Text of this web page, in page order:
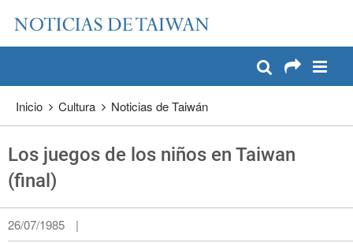
Pase a contenido principal
Inicio Cultura Noticias de Taiwán
Los juegos de los niños en Taiwan
(final)
26/07/1985 |